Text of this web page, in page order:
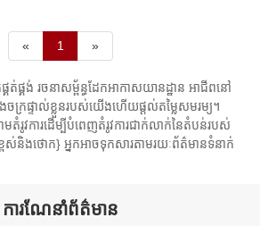
ម្ងន់ស្រាលបើប្រៀបធៀបទៅនឹងសម្ភារសំណង់បែប
ភាពជាងមុន។ លើសពីនេះ ការរចនាម៉ូឌុលនៃរចនា
ារផ្គុំ និងរុះរើកាន់តែងាយស្រួល ដែលមានប្រយោជន៍ជា
ឋានដែលអាចនឹងមានការពង្រីក ឬជួសជុលនាពេល
ធដែកមិនងាយឆេះ ដែលផ្តល់ភាពធន់នឹងភ្លើងបានយ៉ាង
ាន់​បំផុត។
នដើម្បីឆ្លើយតបនឹងអគារនិងតម្រូវការរចនា
« 1 »
ត់ផ្គង់ រចនាសម្ព័ន្ធដែកអាកាសយានដ្ឋាន អាជីពនៅ
ចក្រផ្ទាល់ខ្លួនរបស់យើងហើយផ្តល់តម្លៃសមរម្យ។
ាមតំរូវការដើម្បីបំពេញតំរូវការជាក់លាក់នៃតំបន់របស់
និងថោក} អ្នកអាចទុកសារតាមរយៈព័ត៌មានទំនាក់
ការណែនាំព័ត៌មាន